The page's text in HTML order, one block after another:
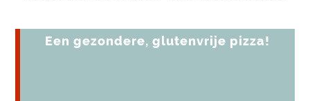
Een gezondere, glutenvrije pizza!